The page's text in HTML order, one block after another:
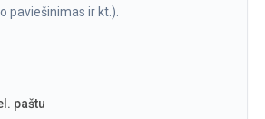
paviešinimas ir kt.).
paštu